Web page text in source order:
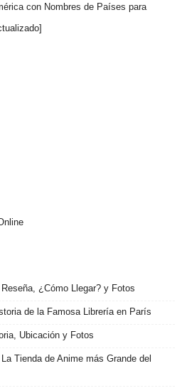
con Nombres de Países para
¿Cómo Llegar? y Fotos
de la Famosa Librería en París
Ubicación y Fotos
Tienda de Anime más Grande del